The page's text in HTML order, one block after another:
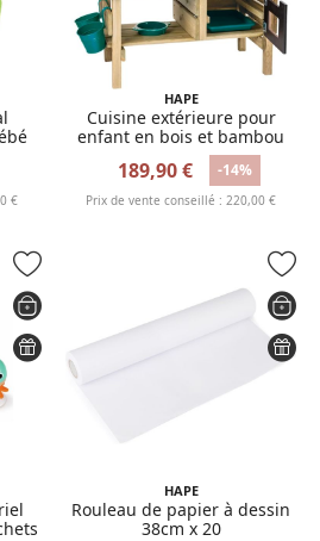
€
HAPE
Cuisine extérieure pour
enfant en bois et bambou
189,90 € -14%
Prix de vente conseillé : 220,00 €
HAPE
Rouleau de papier à dessin
38cm x 20